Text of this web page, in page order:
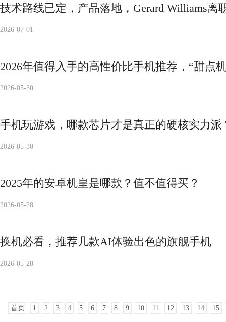
技术路线已定，产品落地，Gerard Williams离
2026-07-01
2026年值得入手的高性价比手机推荐，“甜点
2026-05-30
手机玩游戏，哪款芯片才是真正的硬核实力派
2026-05-30
2025年的安卓机皇是哪款？值不值得买？
2026-05-28
换机必看，推荐几款AI体验出色的旗舰手机
2026-05-28
首页 1 2 3 4 5 6 7 8 9 10 11 12 13 14 15